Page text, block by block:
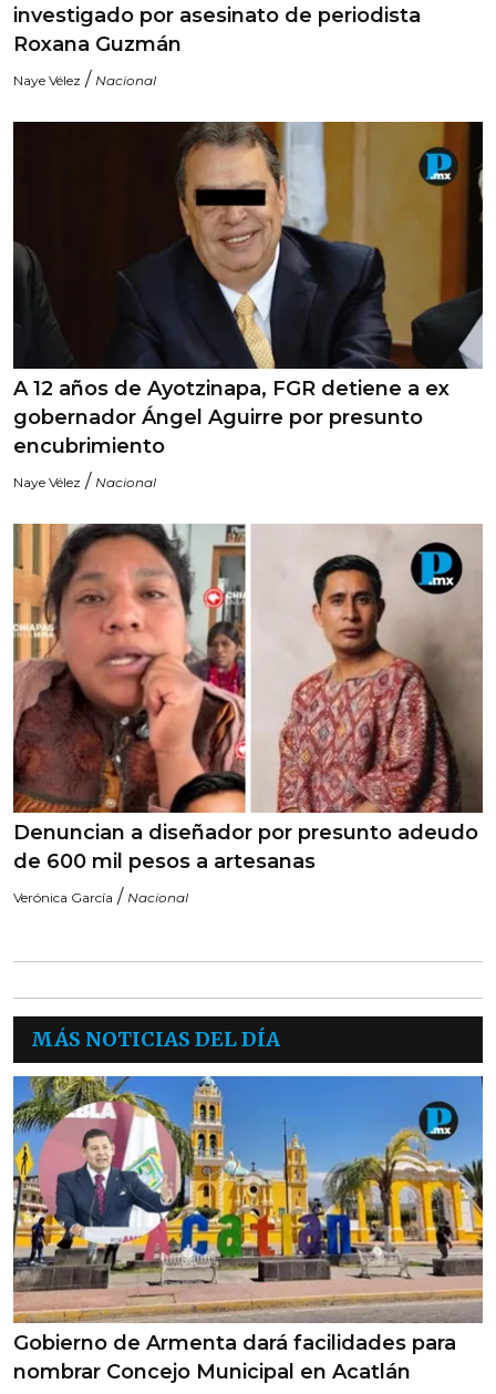
investigado por asesinato de periodista
Roxana Guzmán
Naye Vélez / Nacional
A 12 años de Ayotzinapa, FGR detiene a ex
gobernador Ángel Aguirre por presunto
encubrimiento
Naye Vélez / Nacional
Denuncian a diseñador por presunto adeudo
de 600 mil pesos a artesanas
Verónica García / Nacional
MÁS NOTICIAS DEL DÍA
Gobierno de Armenta dará facilidades para
nombrar Concejo Municipal en Acatlán